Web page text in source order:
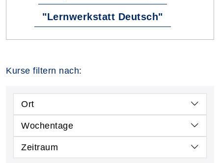
"Lernwerkstatt Deutsch"
Kurse filtern nach:
Ort
Wochentage
Zeitraum